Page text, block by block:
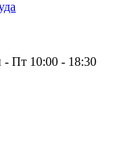
Пт 10:00 - 18:30